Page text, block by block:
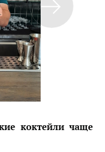
коктейли чаще